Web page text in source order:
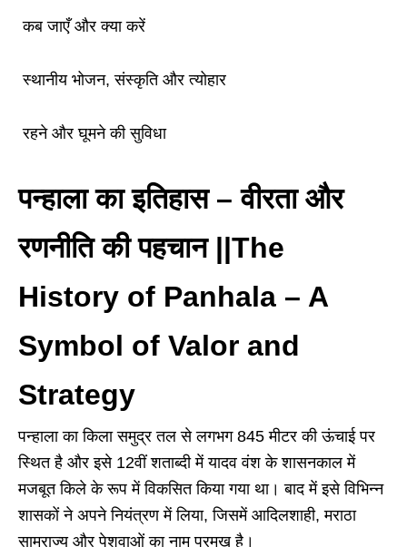
कब जाएँ और क्या करें
स्थानीय भोजन, संस्कृति और त्योहार
रहने और घूमने की सुविधा
पन्हाला का इतिहास –वीरता और
रणनीति की पहचान ||The
History of Panhala – A
Symbol of Valor and
Strategy
पन्हाला का किला समुद्र तल से लगभग 845 मीटर की ऊंचाई पर
स्थित है और इसे 12वीं शताब्दी में यादव वंश के शासनकाल में
मजबूत किले के रूप में विकसित किया गया था। बाद में इसे विभिन्न
शासकों ने अपने नियंत्रण में लिया, जिसमें आदिलशाही, मराठा
साम्राज्य और पेशवाओं का नाम प्रमुख है।